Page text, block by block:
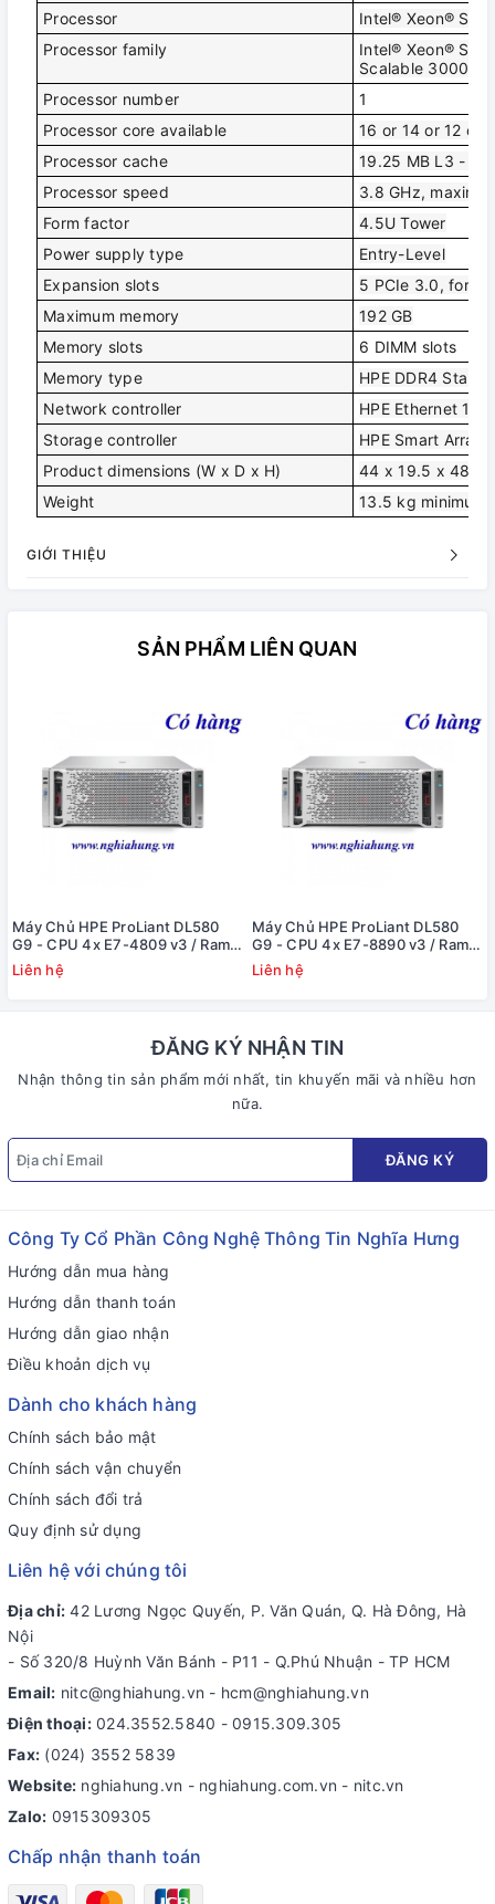
Processor
Intel® Xeon®
Processor family
Intel® Xeon®
Scalable 3000
Processor number
1
Processor core available
16 or 14 or 12 or
Processor cache
19.25 MB L3 -
Processor speed
3.8 GHz,
Form factor
4.5U Tower
Power supply type
Entry-Level
Expansion slots
5 PCIe 3.0, for
Maximum memory
192 GB
Memory slots
6 DIMM slots
Memory type
HPE DDR4
Network controller
HPE Ethernet
Storage controller
HPE Smart Array
Product dimensions (W x D x H)
44 x 19.5 x
Weight
13.5 kg minimum
GIỚI THIỆU
SẢN PHẨM LIÊN QUAN
Máy Chủ HPE ProLiant DL580
G9 - CPU 4x E7-4809 v3 / Ram
128GB / Raid HP Smart P830i/2G
/ 4x PS
Liên hệ
Máy Chủ HPE ProLiant DL580
G9 - CPU 4x E7-8890 v3 / Ram
128GB / Raid HP Smart P830i/2G
/ 4x PS
Liên hệ
ĐĂNG KÝ NHẬN TIN
Nhận thông tin sản phẩm mới nhất, tin khuyến mãi và nhiều hơn
nữa.
ĐĂNG KÝ
Công Ty Cổ Phần Công Nghệ Thông Tin Nghĩa Hưng
Hướng dẫn mua hàng
Hướng dẫn thanh toán
Hướng dẫn giao nhận
Điều khoản dịch vụ
Dành cho khách hàng
Chính sách bảo mật
Chính sách vận chuyển
Chính sách đổi trả
Quy định sử dụng
Liên hệ với chúng tôi
Địa chỉ: 42 Lương Ngọc Quyến, P. Văn Quán, Q. Hà Đông, Hà
Nội
- Số 320/8 Huỳnh Văn Bánh - P11 - Q.Phú Nhuận - TP HCM
Email: nitc@nghiahung.vn - hcm@nghiahung.vn
Điện thoại: 024.3552.5840 - 0915.309.305
Fax: (024) 3552 5839
Website: nghiahung.vn - nghiahung.com.vn - nitc.vn
Zalo: 0915309305
Chấp nhận thanh toán